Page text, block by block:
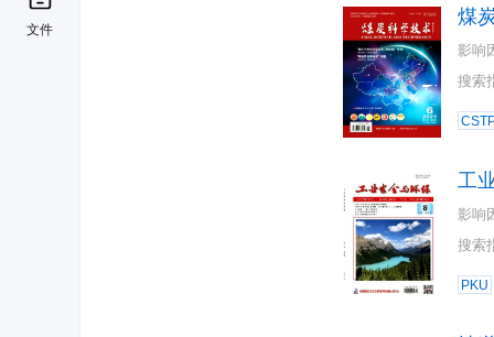
文件
煤
影响
搜索
工
影响
搜索
PKU